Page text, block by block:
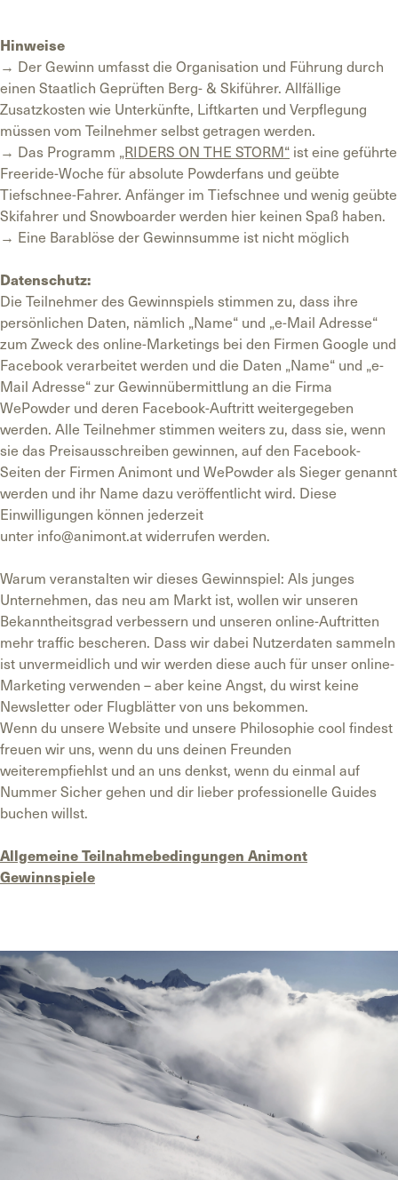
Hinweise
→ Der Gewinn umfasst die Organisation und Führung durch
einen Staatlich Geprüften Berg- & Skiführer. Allfällige
Zusatzkosten wie Unterkünfte, Liftkarten und Verpflegung
müssen vom Teilnehmer selbst getragen werden.
→ Das Programm „RIDERS ON THE STORM“ ist eine geführte
Freeride-Woche für absolute Powderfans und geübte
Tiefschnee-Fahrer. Anfänger im Tiefschnee und wenig geübte
Skifahrer und Snowboarder werden hier keinen Spaß haben.
→ Eine Barablöse der Gewinnsumme ist nicht möglich
Datenschutz:
Die Teilnehmer des Gewinnspiels stimmen zu, dass ihre
persönlichen Daten, nämlich „Name“ und „e-Mail Adresse“
zum Zweck des online-Marketings bei den Firmen Google und
Facebook verarbeitet werden und die Daten „Name“ und „e-
Mail Adresse“ zur Gewinnübermittlung an die Firma
WePowder und deren Facebook-Auftritt weitergegeben
werden. Alle Teilnehmer stimmen weiters zu, dass sie, wenn
sie das Preisausschreiben gewinnen, auf den Facebook-
Seiten der Firmen Animont und WePowder als Sieger genannt
werden und ihr Name dazu veröffentlicht wird. Diese
Einwilligungen können jederzeit
unter info@animont.atwiderrufen werden.
Warum veranstalten wir dieses Gewinnspiel: Als junges
Unternehmen, das neu am Markt ist, wollen wir unseren
Bekanntheitsgrad verbessern und unseren online-Auftritten
mehr traffic bescheren. Dass wir dabei Nutzerdaten sammeln
ist unvermeidlich und wir werden diese auch für unser online-
Marketing verwenden – aber keine Angst, du wirst keine
Newsletter oder Flugblätter von uns bekommen.
Wenn du unsere Website und unsere Philosophie cool findest
freuen wir uns, wenn du uns deinen Freunden
weiterempfiehlst und an uns denkst, wenn du einmal auf
Nummer Sicher gehen und dir lieber professionelle Guides
buchen willst.
Allgemeine Teilnahmebedingungen Animont
Gewinnspiele